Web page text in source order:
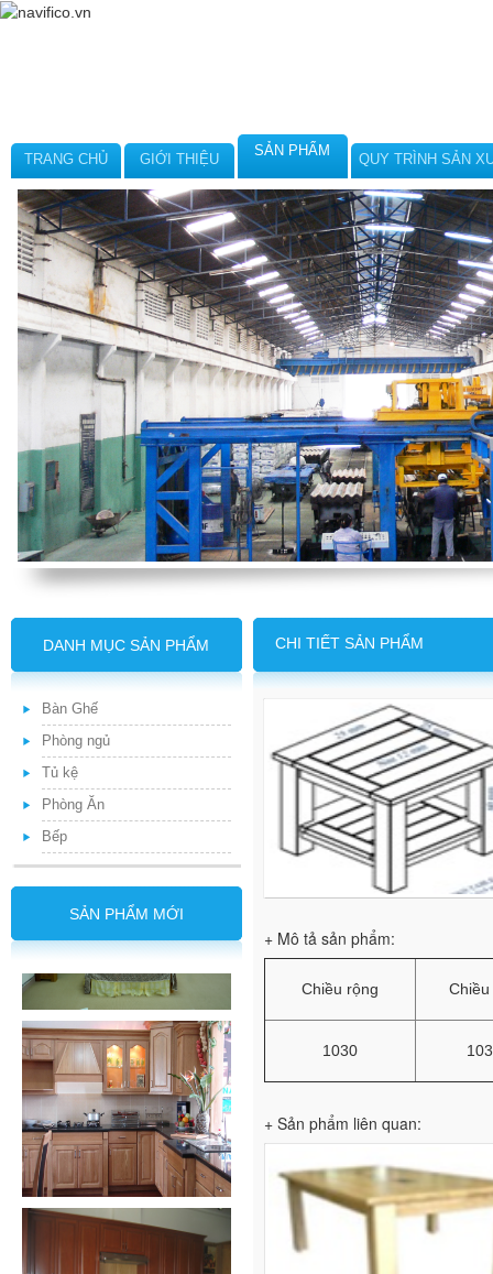
TRANG CHỦ GIỚI THIỆU
SẢN PHẨM
QUY TRÌNH SẢN
DANH MỤC SẢN PHẨM
Bàn Ghế
Phòng ngủ
Tủ kệ
Phòng Ăn
Bếp
SẢN PHẨM MỚI
CHI TIẾT SẢN PHẨM
+ Mô tả sản phẩm:
Chiều rộng
1030
+ Sản phẩm liên quan: